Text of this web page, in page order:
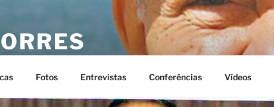
Fotos Entrevistas Conferências Vídeos